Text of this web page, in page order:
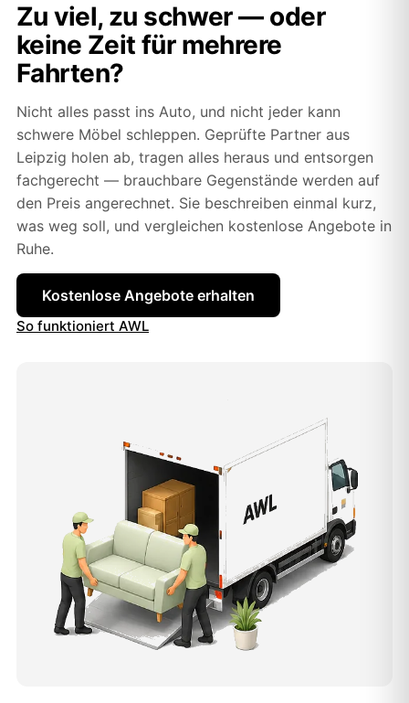
Zu viel, zu schwer — oder
keine Zeit für mehrere
Fahrten?
Nicht alles passt ins Auto, und nicht jeder kann
schwere Möbel schleppen. Geprüfte Partner aus
Leipzig holen ab, tragen alles heraus und entsorgen
fachgerecht — brauchbare Gegenstände werden auf
den Preis angerechnet. Sie beschreiben einmal kurz,
was weg soll, und vergleichen kostenlose Angebote in
Ruhe.
Kostenlose Angebote erhalten
So funktioniert AWL